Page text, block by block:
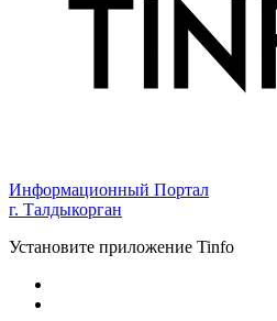
Информационный Портал
г. Талдыкорган
Установите приложение Tinfo